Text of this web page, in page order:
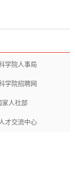
学院人事局
学院招聘网
家人社部
才交流中心